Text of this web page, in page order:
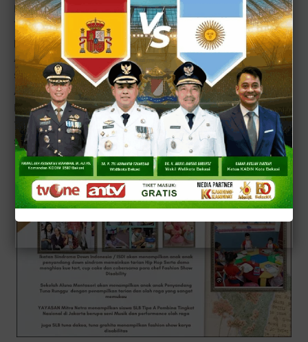
Disabilitas, Demo Robotic serta Demo Menghias Kue
Taart, Blvup Cake, Cookie juga Ice Cream didampingi
para chef bersama Anak Penyandang DownSyndrome,
Anak Penyandang TunaRungu, TunaDaksa, TunaNetra
serta Anak Anak Special Need dalam bentuk; Penampilan
Alat Musik, Menyanyi, Tarian, Olah Raga dan Lomba
Merapihkan Temmpat Tidur, Lomba Baker, lomba lomba
17 Agustusan antara lain lomba kelereng, balap karung
serta lomba makan kerupuk.